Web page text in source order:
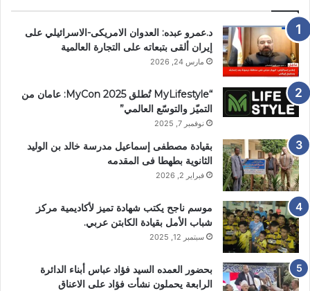
د.عمرو عبده: العدوان الامريكى-الاسرائيلي على
إيران ألقى بتبعاته على التجارة العالمية
مارس 24, 2026
“MyLifestyle تُطلق MyCon 2025: عامان من
التميّز والتوسّع العالمي”
نوفمبر 7, 2025
بقيادة مصطفى إسماعيل مدرسة خالد بن الوليد
الثانوية بطهطا فى المقدمه
فبراير 2, 2026
موسم ناجح يكتب شهادة تميز لأكاديمية مركز
شباب الأمل بقيادة الكابتن عربي.
سبتمبر 12, 2025
بحضور العمده السيد فؤاد عباس أبناء الدائرة
الرابعة يحملون نشأت فؤاد على الاعناق